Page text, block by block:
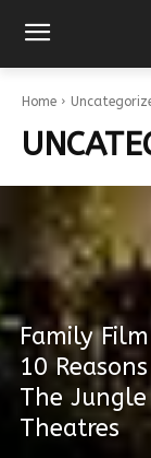
Home
Family
10
The Jungle
Theatres